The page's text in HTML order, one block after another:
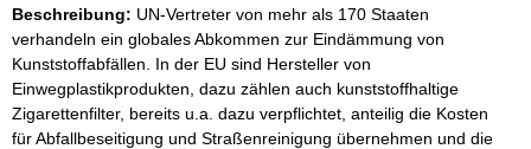
Beschreibung: UN-Vertreter von mehr als 170 Staaten
verhandeln ein globales Abkommen zur Eindämmung von
Kunststoffabfällen. In der EU sind Hersteller von
Einwegplastikprodukten, dazu zählen auch kunststoffhaltige
Zigarettenfilter, bereits u.a. dazu verpflichtet, anteilig die Kosten
für Abfallbeseitigung und Straßenreinigung übernehmen und die